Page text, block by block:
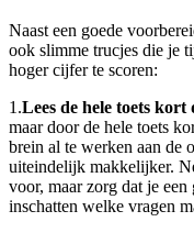
Naast een goede
ook slimme trucjes die je
hoger cijfer te scoren:
1.Lees de hele toets kort
maar door de hele toets
brein al te werken aan de
uiteindelijk makkelijker.
voor, maar zorg dat je
inschatten welke vragen